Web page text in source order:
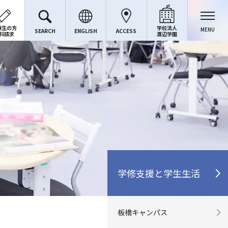
生の方
請求
SEARCH ENGLISH ACCESS
学校法人
渡辺学園
MENU
学修支援と学生生活
板橋キャンパス